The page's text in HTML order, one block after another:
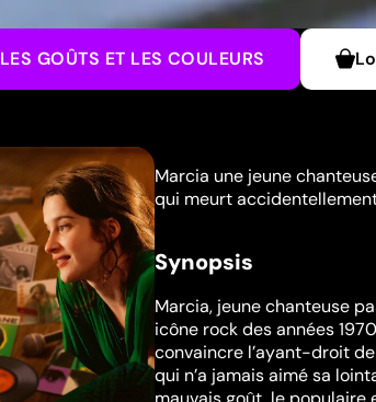
LES GOÛTS ET LES COULEURS
Marcia une jeune
qui meurt
Synopsis
Marcia, jeune chanteuse
icône rock des années
convaincre l’ayant-droit
qui n’a jamais aimé sa